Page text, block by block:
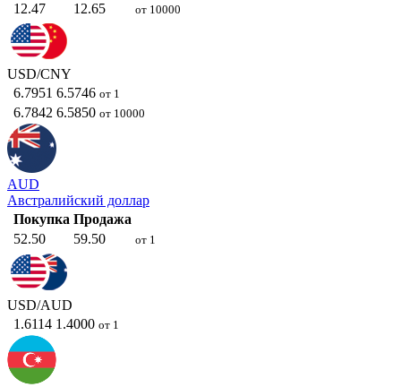
12.47 12.65 от 10000
USD/CNY
6.7951 6.5746 от 1
6.7842 6.5850 от 10000
AUD
Австралийский доллар
Покупка Продажа
52.50
59.50 от 1
USD/AUD
1.6114 1.4000 от 1